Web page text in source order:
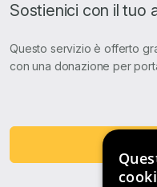
Sostienici con il tuo
Questo servizio è offerto
con una donazione per